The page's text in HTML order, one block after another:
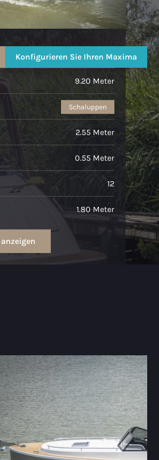
Konfigurieren Sie Ihren Maxima
9.20 Meter
Schaluppen
2.55 Meter
0.55 Meter
12
1.80 Meter